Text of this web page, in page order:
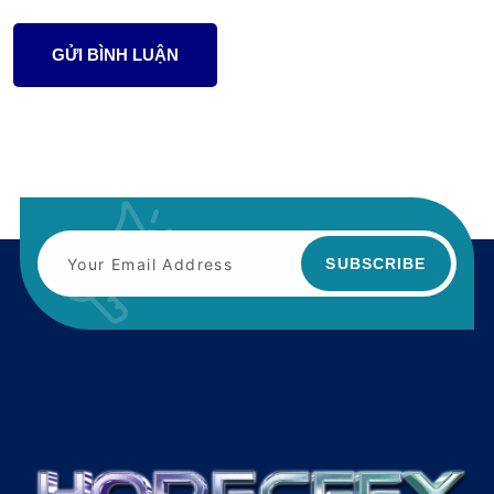
GỬI BÌNH LUẬN
SUBSCRIBE